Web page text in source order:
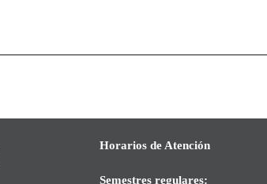
Horarios de Atención
Semestres regulares: